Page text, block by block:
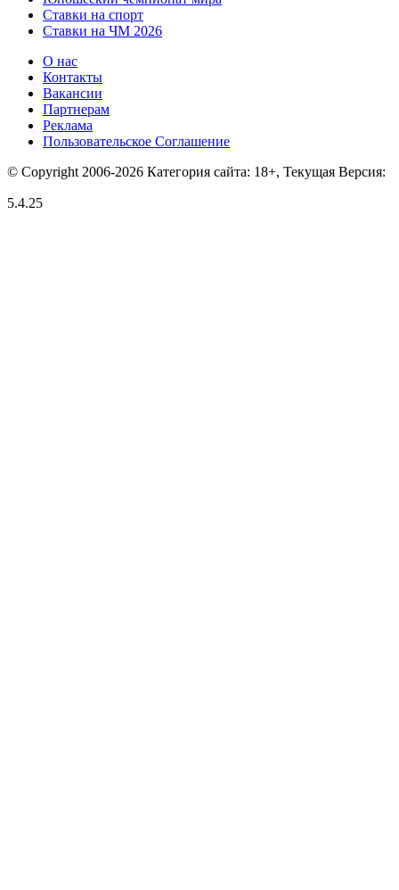
Ставки на спорт
Ставки на ЧМ 2026
О нас
Контакты
Вакансии
Партнерам
Реклама
Пользовательское Соглашение
© Copyright 2006-2026 Категория сайта: 18+, Текущая Версия:
5.4.25